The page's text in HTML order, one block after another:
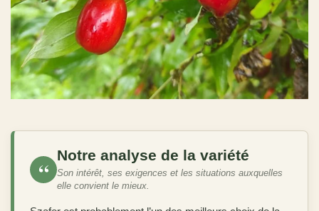
“
Notre analyse de la variété
Son intérêt, ses exigences et les situations auxquelles
elle convient le mieux.